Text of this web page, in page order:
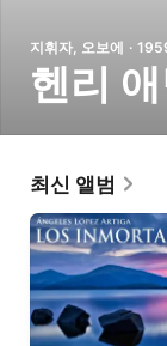
지휘자, 오보에 ·
헨리
최신 앨범